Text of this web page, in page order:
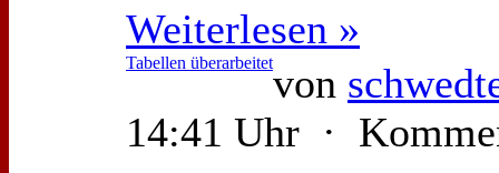
Weiterlesen »
Tabellen überarbeitetvon
14:41 Uhr ·